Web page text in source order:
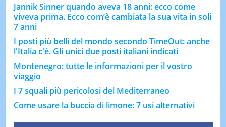
Jannik Sinner quando aveva 18 anni: ecco come
viveva prima. Ecco com’è cambiata la sua vita in soli
7 anni
I posti più belli del mondo secondo TimeOut: anche
l'Italia c'è. Gli unici due posti italiani indicati
Montenegro: tutte le informazioni per il vostro
viaggio
I 7 squali più pericolosi del Mediterraneo
Come usare la buccia di limone: 7 usi alternativi